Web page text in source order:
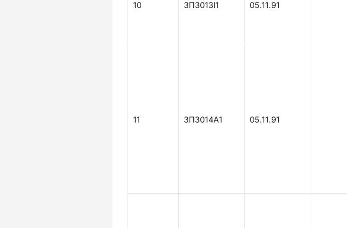
10 ЗПЗ013І1 05.11.91
11 ЗПЗ014А1 05.11.91